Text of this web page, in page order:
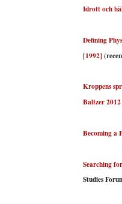
Idrott och
Defining
[1992]
Kroppens
Baltzer 2012
Becoming a
Searching
Studies